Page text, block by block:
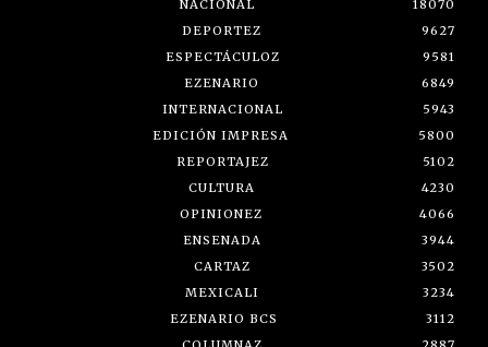
NACIONAL
18070
DEPORTEZ
9627
ESPECTÁCULOZ
9581
EZENARIO
6849
INTERNACIONAL
5943
EDICIÓN IMPRESA
5800
REPORTAJEZ
5102
CULTURA
4230
OPINIONEZ
4066
ENSENADA
3944
CARTAZ
3502
MEXICALI
3234
EZENARIO BCS
3112